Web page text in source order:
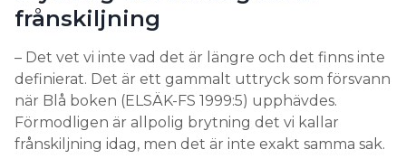
frånskiljning
– Det vet vi inte vad det är längre och det finns inte
definierat. Det är ett gammalt uttryck som försvann
när Blå boken (ELSÄK-FS 1999:5) upphävdes.
Förmodligen är allpolig brytning det vi kallar
frånskiljning idag, men det är inte exakt samma sak.